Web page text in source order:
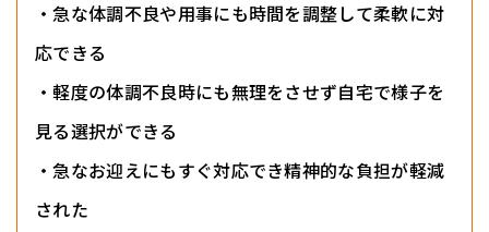
・急な体調不良や用事にも時間を調整して柔軟に対
応できる
・軽度の体調不良時にも無理をさせず自宅で様子を
見る選択ができる
・急なお迎えにもすぐ対応でき精神的な負担が軽減
された